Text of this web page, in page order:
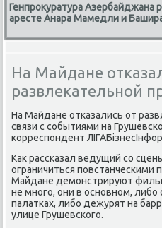
Генпрокуратура Азербайджана
аресте Анара Мамедли и
На Майдане
развлекательной
На Майдане отказались от
связи с событиями на
корреспондент
Как рассказал ведущий со
ограничиться повстанческими
Майдане демонстрируют
не много, они в основном,
палатках, либо дежурят на
улице Грушевского.